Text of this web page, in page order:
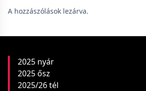
A hozzászólások lezárva.
2025 nyár
2025 ősz
2025/26 tél